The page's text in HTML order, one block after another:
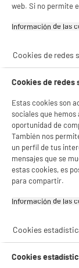
web. Si no permite
Información de las
Cookies de redes
Cookies de redes
Estas cookies son
sociales que
oportunidad de
También nos
un perfil de tus
mensajes que se
estas cookies, es
para compartir.
Información de las
Cookies
Cookies